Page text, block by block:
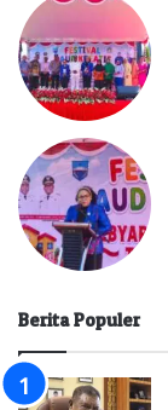
Berita Populer